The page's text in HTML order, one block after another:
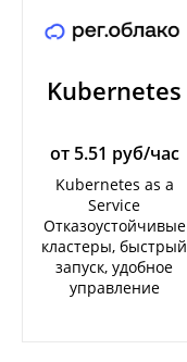
Kubernetes
от 5.51 руб/час
Kubernetes as a
Service
Отказоустойчивые
кластеры, быстрый
запуск, удобное
управление